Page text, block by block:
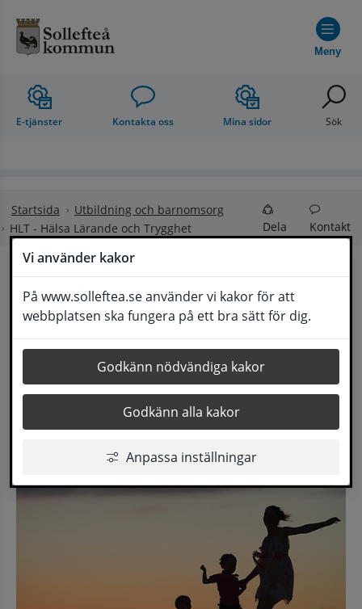
Vi använder kakor
På www.solleftea.se använder vi kakor för att
webbplatsen ska fungera på ett bra sätt för dig.
Godkänn nödvändiga kakor
Godkänn alla kakor
Anpassa inställningar
Meny
E-tjänster Kontakta oss Mina sidor Sök
Startsida
Utbildning och barnomsorg
HLT - Hälsa Lärande och Trygghet
Dela Kontakt
HLT - Hälsa Lärande
och Trygghet
HLT är ett samarbete mellan skola, socialtjänst och
hälsocentralen med syftet att barn, unga och familjer
ska få rätt hjälp i tid, utifrån sin livssituation och sitt
behov.